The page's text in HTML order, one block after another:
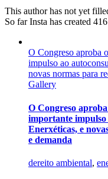
This author has not yet
So far Insta has created
O Congreso aproba
impulso ao
novas normas para
Gallery
O Congreso
importante impulso
Enerxéticas, e
e demanda
dereito ambiental,